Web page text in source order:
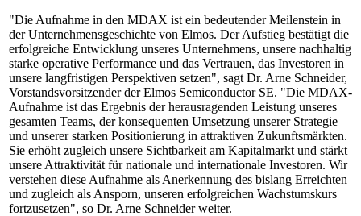
"Die Aufnahme in den MDAX ist ein bedeutender Meilenstein in
der Unternehmensgeschichte von Elmos. Der Aufstieg bestätigt die
erfolgreiche Entwicklung unseres Unternehmens, unsere nachhaltig
starke operative Performance und das Vertrauen, das Investoren in
unsere langfristigen Perspektiven setzen", sagt Dr. Arne Schneider,
Vorstandsvorsitzender der Elmos Semiconductor SE. "Die MDAX-
Aufnahme ist das Ergebnis der herausragenden Leistung unseres
gesamten Teams, der konsequenten Umsetzung unserer Strategie
und unserer starken Positionierung in attraktiven Zukunftsmärkten.
Sie erhöht zugleich unsere Sichtbarkeit am Kapitalmarkt und stärkt
unsere Attraktivität für nationale und internationale Investoren. Wir
verstehen diese Aufnahme als Anerkennung des bislang Erreichten
und zugleich als Ansporn, unseren erfolgreichen Wachstumskurs
fortzusetzen", so Dr. Arne Schneider weiter.